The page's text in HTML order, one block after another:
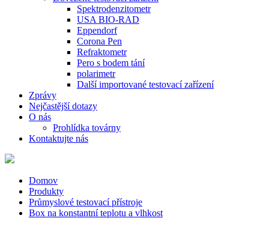
Spektrodenzitometr
USA BIO-RAD
Eppendorf
Corona Pen
Refraktometr
Pero s bodem tání
polarimetr
Další importované testovací zařízení
Zprávy
Nejčastější dotazy
O nás
Prohlídka továrny
Kontaktujte nás
Domov
Produkty
Průmyslové testovací přístroje
Box na konstantní teplotu a vlhkost